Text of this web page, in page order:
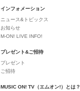
インフォメーション
ニュース&トピックス
お知らせ
M-ON! LIVE INFO!
プレゼント&ご招待
プレゼント
ご招待
MUSIC ON! TV（エムオン!）とは？